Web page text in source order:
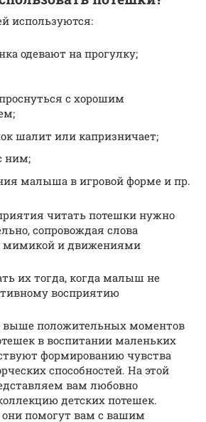
используются:
одевают на прогулку;
с хорошим
шалит или капризничает;
ним;
малыша в игровой форме и пр.
читать потешки нужно
сопровождая слова
мимикой и движениями
их тогда, когда малыш не
восприятию
выше положительных моментов
в воспитании маленьких
формированию чувства
способностей. На этой
вам любовно
детских потешек.
помогут вам с вашим